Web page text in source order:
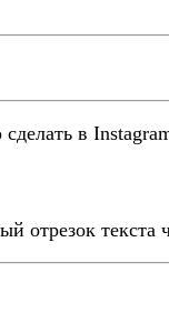
в
отрезок